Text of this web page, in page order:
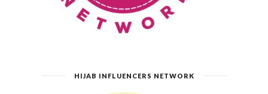
HIJAB INFLUENCERS NETWORK